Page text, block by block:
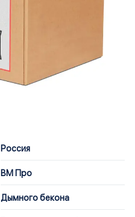
Россия
ВМ Про
Дымного бекона